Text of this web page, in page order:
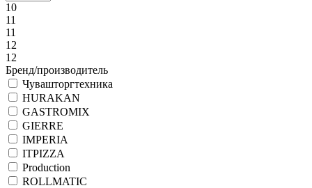
10
11
11
12
12
Бренд/производитель
Чувашторгтехника
HURAKAN
GASTROMIX
GIERRE
IMPERIA
ITPIZZA
Production
ROLLMATIC